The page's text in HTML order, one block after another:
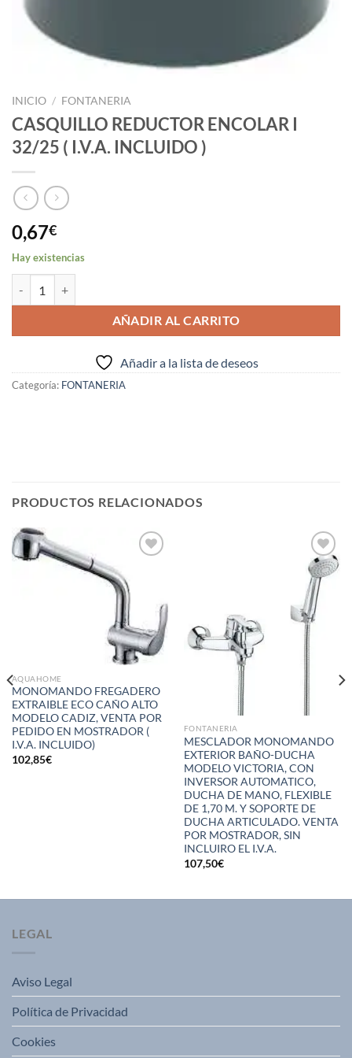
INICIO / FONTANERIA
CASQUILLO REDUCTOR ENCOLAR I
32/25 ( I.V.A. INCLUIDO )
0,67€
Hay existencias
AÑADIR AL CARRITO
Añadir a la lista de deseos
Categoría: FONTANERIA
PRODUCTOS RELACIONADOS
AQUAHOME
MONOMANDO FREGADERO
EXTRAIBLE ECO CAÑO ALTO
MODELO CADIZ, VENTA POR
PEDIDO EN MOSTRADOR (
I.V.A. INCLUIDO)
102,85€
Añadir
a la
lista de
deseos
FONTANERIA
MESCLADOR MONOMANDO
EXTERIOR BAÑO-DUCHA
MODELO VICTORIA, CON
INVERSOR AUTOMATICO,
DUCHA DE MANO, FLEXIBLE
DE 1,70 M. Y SOPORTE DE
DUCHA ARTICULADO. VENTA
POR MOSTRADOR, SIN
INCLUIRO EL I.V.A.
107,50€
LEGAL
Aviso Legal
Política de Privacidad
Cookies